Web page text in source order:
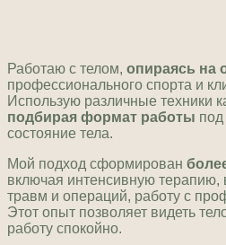
Работаю с телом, опираясь на
профессионального спорта и
Использую различные техники
подбирая формат работы под
состояние тела.
Мой подход сформирован
включая интенсивную терапию,
травм и операций, работу с
Этот опыт позволяет видеть
работу спокойно.